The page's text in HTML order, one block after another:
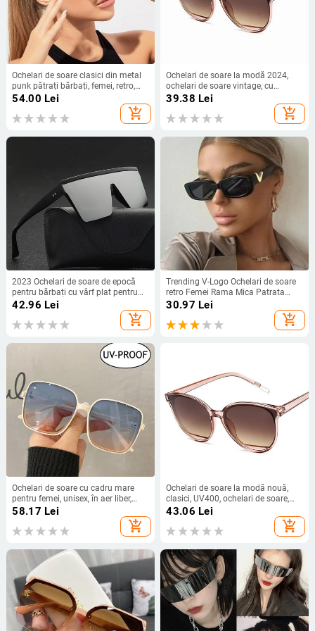
Ochelari de soare clasici din metal
punk pătrați bărbați, femei, retro,
poduri duble, ochelari de soare
poligon pentru femei, la modă,
nuanțe vintage UV400
54.00 Lei
add_shopping_cart
Ochelari de soare la modă 2024,
ochelari de soare vintage, cu
oglindă metalică, ochelari de soare
clasici, ochelari de soare pentru
femei UV400
39.38 Lei
add_shopping_cart
2023 Ochelari de soare de epocă
pentru bărbați cu vârf plat pentru
bărbați, marca pentru bărbați,
42.96 Lei
add_shopping_cart
Trending V-Logo Ochelari de soare
retro Femei Rama Mica Patrata
Nuante Clasice Ochelari de Soare
30.97 Lei
add_shopping_cart
Ochelari de soare cu cadru mare
pentru femei, unisex, în aer liber,
rezistenti la soare, bărbați, femei, la
modă, lentile oceanice, ochelari de
soare pătrați pentru petrecere
58.17 Lei
add_shopping_cart
Ochelari de soare la modă nouă,
clasici, UV400, ochelari de soare,
design vintage, de lux,
43.06 Lei
add_shopping_cart